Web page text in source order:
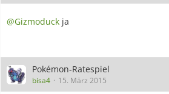
@Gizmoduck ja
Pokémon-Ratespiel
bisa4 15. März 2015